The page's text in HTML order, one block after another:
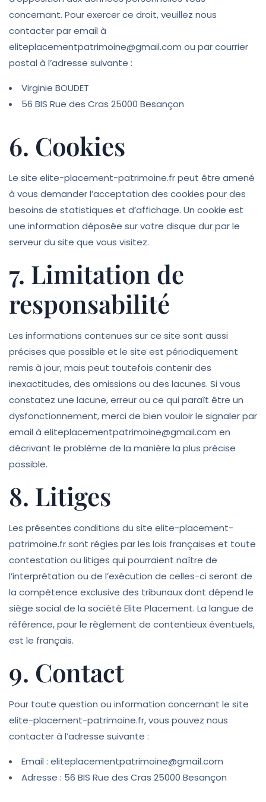
concernant. Pour exercer ce droit, veuillez nous
contacter par email à
eliteplacementpatrimoine@gmail.com ou par courrier
postal à l’adresse suivante :
Virginie BOUDET
56 BIS Rue des Cras 25000 Besançon
6. Cookies
Le site elite-placement-patrimoine.fr peut être amené
à vous demander l’acceptation des cookies pour des
besoins de statistiques et d’affichage. Un cookie est
une information déposée sur votre disque dur par le
serveur du site que vous visitez.
7. Limitation de
responsabilité
Les informations contenues sur ce site sont aussi
précises que possible et le site est périodiquement
remis à jour, mais peut toutefois contenir des
inexactitudes, des omissions ou des lacunes. Si vous
constatez une lacune, erreur ou ce qui paraît être un
dysfonctionnement, merci de bien vouloir le signaler par
email à eliteplacementpatrimoine@gmail.com en
décrivant le problème de la manière la plus précise
possible.
8. Litiges
Les présentes conditions du site elite-placement-
patrimoine.fr sont régies par les lois françaises et toute
contestation ou litiges qui pourraient naître de
l’interprétation ou de l’exécution de celles-ci seront de
la compétence exclusive des tribunaux dont dépend le
siège social de la société Elite Placement. La langue de
référence, pour le règlement de contentieux éventuels,
est le français.
9. Contact
Pour toute question ou information concernant le site
elite-placement-patrimoine.fr, vous pouvez nous
contacter à l’adresse suivante :
Email : eliteplacementpatrimoine@gmail.com
Adresse : 56 BIS Rue des Cras 25000 Besançon